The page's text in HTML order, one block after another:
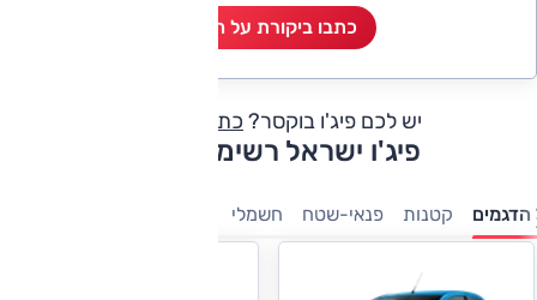
כתבו ביקורת על הרכב
יש לכם פיג'ו בוקסר? כתבו חוות דעת
פיג'ו ישראל רשימת דגמים
הדגמים קטנות פנאי-שטח חשמלי